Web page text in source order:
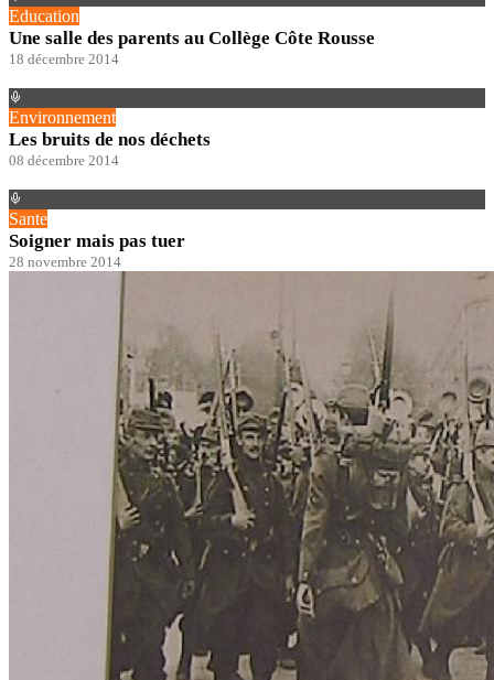
Education
Une salle des parents au Collège Côte Rousse
18 décembre 2014
Environnement
Les bruits de nos déchets
08 décembre 2014
Sante
Soigner mais pas tuer
28 novembre 2014